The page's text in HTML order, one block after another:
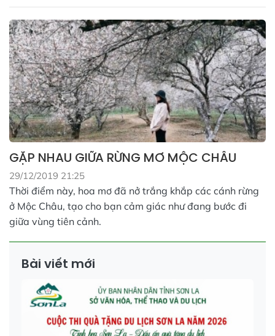
GẶP NHAU GIỮA RỪNG MƠ MỘC CHÂU
29/12/2019 21:25
Thời điểm này, hoa mơ đã nở trắng khắp các cánh rừng
ở Mộc Châu, tạo cho bạn cảm giác như đang bước đi
giữa vùng tiên cảnh.
Bài viết mới